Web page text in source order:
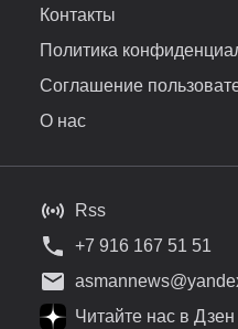
Контакты
Политика
Соглашение
О нас
Rss
+7 916 167 51 51
Читайте нас в Дзен